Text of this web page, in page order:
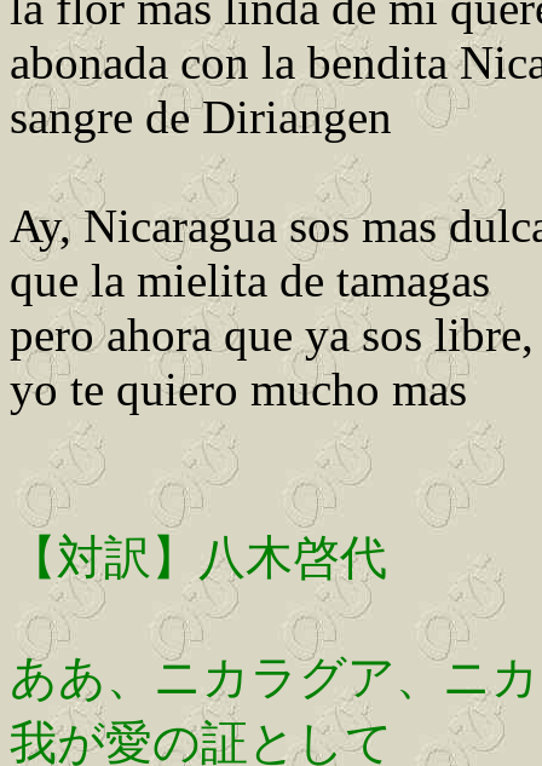
abonada con la bendita
sangre de Diriangen
Ay, Nicaragua sos mas
que la mielita de tamagas
pero ahora que ya sos
yo te quiero mucho mas
【対訳】八木啓代
ああ、ニカラグア、ニ
我が愛の証として